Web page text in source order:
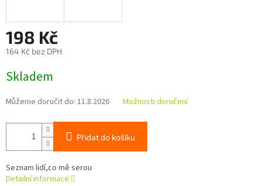
198 Kč
164 Kč bez DPH
cena:
Skladem
Můžeme doručit do: 11.8.2026 Možnosti doručení
Přidat do košíku
Seznam lidí,co mě serou
Detailní informace